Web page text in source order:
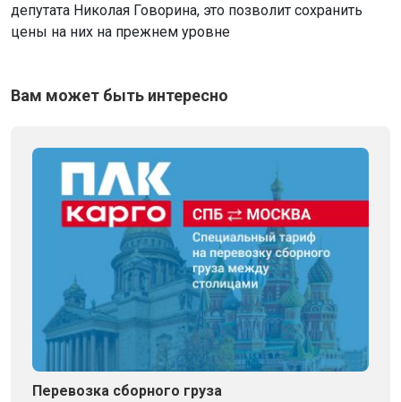
депутата Николая Говорина, это позволит сохранить
цены на них на прежнем уровне
Вам может быть интересно
Перевозка сборного груза